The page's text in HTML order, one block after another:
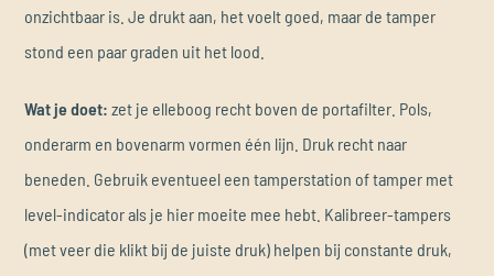
onzichtbaar is. Je drukt aan, het voelt goed, maar de tamper
stond een paar graden uit het lood.
Wat je doet: zet je elleboog recht boven de portafilter. Pols,
onderarm en bovenarm vormen één lijn. Druk recht naar
beneden. Gebruik eventueel een tamperstation of tamper met
level-indicator als je hier moeite mee hebt. Kalibreer-tampers
(met veer die klikt bij de juiste druk) helpen bij constante druk,